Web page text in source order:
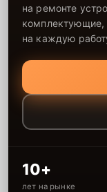
на ремонте
комплектующие,
на каждую
10+
лет на рынке